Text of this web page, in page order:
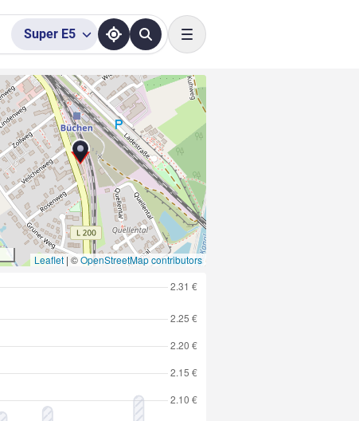
Super E5
Toggle navigation
Leaflet | ©OpenStreetMap contributors